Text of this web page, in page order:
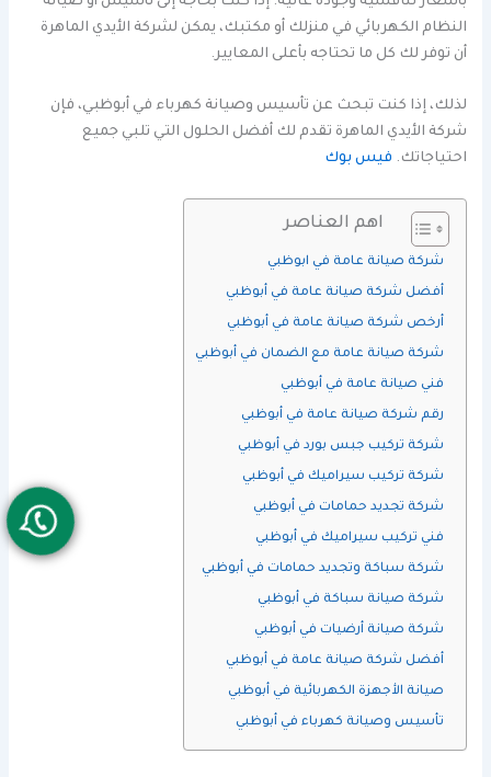
النظام الكهربائي في منزلك أو مكتبك، يمكن لشركة الأيدي الماهرة
أن توفر لك كل ما تحتاجه بأعلى المعايير.
لذلك، إذا كنت تبحث عن تأسيس وصيانة كهرباء في أبوظبي، فإن
شركة الأيدي الماهرة تقدم لك أفضل الحلول التي تلبي جميع
احتياجاتك. فيس بوك
اهم العناصر
شركة صيانة عامة في ابوظبي
أفضل شركة صيانة عامة في أبوظبي
أرخص شركة صيانة عامة في أبوظبي
شركة صيانة عامة مع الضمان في أبوظبي
فني صيانة عامة في أبوظبي
رقم شركة صيانة عامة في أبوظبي
شركة تركيب جبس بورد في أبوظبي
شركة تركيب سيراميك في أبوظبي
شركة تجديد حمامات في أبوظبي
فني تركيب سيراميك في أبوظبي
شركة سباكة وتجديد حمامات في أبوظبي
شركة صيانة سباكة في أبوظبي
شركة صيانة أرضيات في أبوظبي
أفضل شركة صيانة عامة في أبوظبي
صيانة الأجهزة الكهربائية في أبوظبي
تأسيس وصيانة كهرباء في أبوظبي